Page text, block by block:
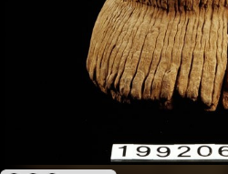
創用CC姓名標示-非商業性